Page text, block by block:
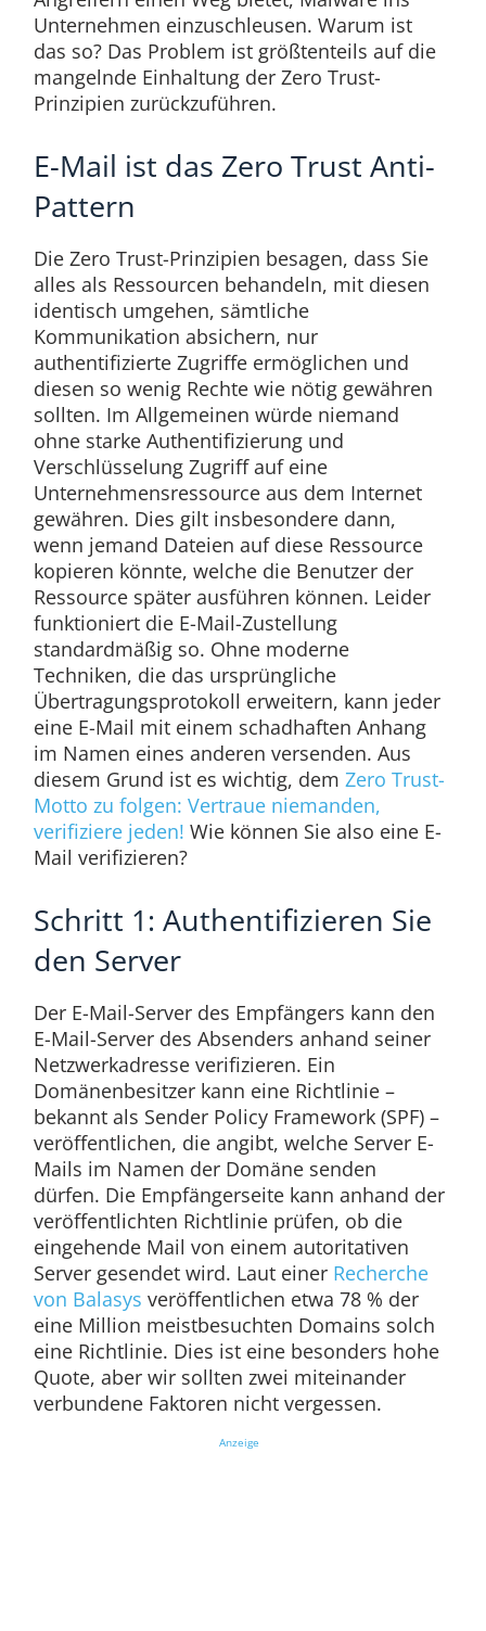
Unternehmen einzuschleusen. Warum ist
das so? Das Problem ist größtenteils auf die
mangelnde Einhaltung der Zero Trust-
Prinzipien zurückzuführen.
E-Mail ist das Zero Trust Anti-
Pattern
Die Zero Trust-Prinzipien besagen, dass Sie
alles als Ressourcen behandeln, mit diesen
identisch umgehen, sämtliche
Kommunikation absichern, nur
authentifizierte Zugriffe ermöglichen und
diesen so wenig Rechte wie nötig gewähren
sollten. Im Allgemeinen würde niemand
ohne starke Authentifizierung und
Verschlüsselung Zugriff auf eine
Unternehmensressource aus dem Internet
gewähren. Dies gilt insbesondere dann,
wenn jemand Dateien auf diese Ressource
kopieren könnte, welche die Benutzer der
Ressource später ausführen können. Leider
funktioniert die E-Mail-Zustellung
standardmäßig so. Ohne moderne
Techniken, die das ursprüngliche
Übertragungsprotokoll erweitern, kann jeder
eine E-Mail mit einem schadhaften Anhang
im Namen eines anderen versenden. Aus
diesem Grund ist es wichtig, dem Zero Trust-
Motto zu folgen: Vertraue niemanden,
verifiziere jeden! Wie können Sie also eine E-
Mail verifizieren?
Schritt 1: Authentifizieren Sie
den Server
Der E-Mail-Server des Empfängers kann den
E-Mail-Server des Absenders anhand seiner
Netzwerkadresse verifizieren. Ein
Domänenbesitzer kann eine Richtlinie –
bekannt als Sender Policy Framework (SPF) –
veröffentlichen, die angibt, welche Server E-
Mails im Namen der Domäne senden
dürfen. Die Empfängerseite kann anhand der
veröffentlichten Richtlinie prüfen, ob die
eingehende Mail von einem autoritativen
Server gesendet wird. Laut einer Recherche
von Balasys veröffentlichen etwa 78 % der
eine Million meistbesuchten Domains solch
eine Richtlinie. Dies ist eine besonders hohe
Quote, aber wir sollten zwei miteinander
verbundene Faktoren nicht vergessen.
Anzeige